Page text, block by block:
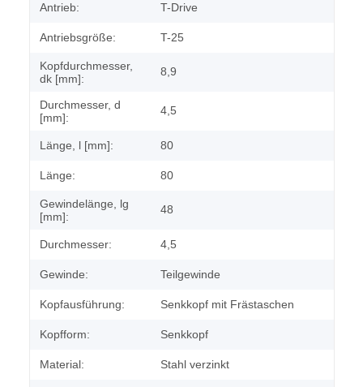
Antrieb: T-Drive
Antriebsgröße: T-25
Kopfdurchmesser,
dk [mm]:
8,9
Durchmesser, d
[mm]:
4,5
Länge, l [mm]: 80
Länge: 80
Gewindelänge, lg
[mm]:
48
Durchmesser: 4,5
Gewinde: Teilgewinde
Kopfausführung: Senkkopf mit Frästaschen
Kopfform: Senkkopf
Material: Stahl verzinkt